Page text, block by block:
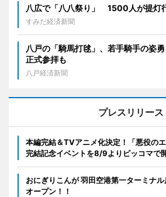
八広で「八八祭り」 1500人が提灯
すみだ経済新聞
八戸の「騎馬打毬」、若手騎手の姿
正式参拝も
八戸経済新聞
プレスリリース
本編完結＆TVアニメ化決定！「悪役の
完結記念イベントを8/9よりピッコマで
おにぎりこんが 羽田空港第一ターミナ
オープン！！